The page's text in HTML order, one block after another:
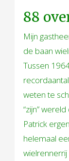
88
Mijn
de baan
Tussen
weten te
“zijn”
Patrick
helemaal